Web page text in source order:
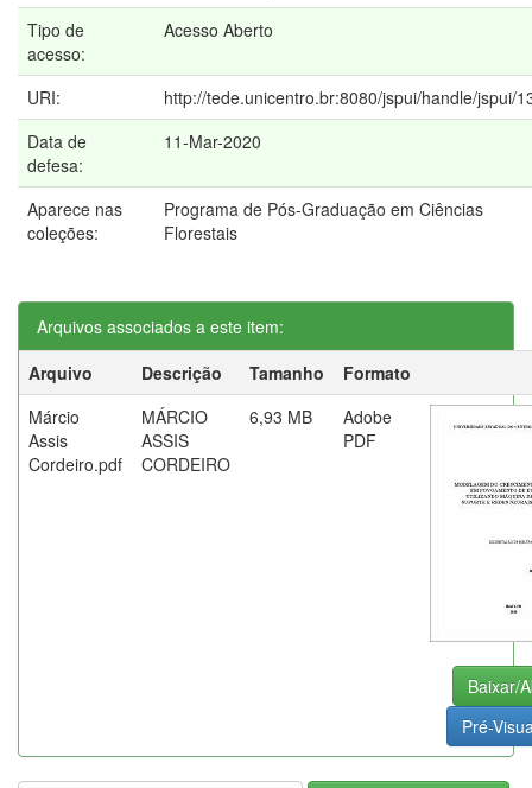
Tipo de
acesso:
Acesso Aberto
URI:
http://tede.unicentro.br:8080/jspui/handle/jspui/
Data de
defesa:
11-Mar-2020
Aparece nas
coleções:
Programa de Pós-Graduação em Ciências
Florestais
Arquivos associados a este item:
Arquivo
Descrição Tamanho
Formato
Márcio
Assis
Cordeiro.pdf
MÁRCIO
ASSIS
CORDEIRO
6,93 MB
Adobe
PDF
Baixar/
Pré-